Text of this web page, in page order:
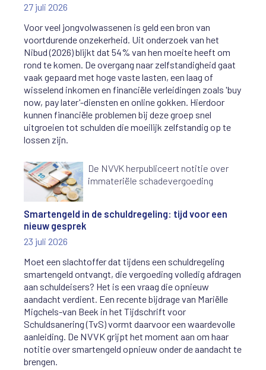
27 juli 2026
Voor veel jongvolwassenen is geld een bron van
voortdurende onzekerheid. Uit onderzoek van het
Nibud (2026) blijkt dat 54% van hen moeite heeft om
rond te komen. De overgang naar zelfstandigheid gaat
vaak gepaard met hoge vaste lasten, een laag of
wisselend inkomen en financiële verleidingen zoals 'buy
now, pay later'-diensten en online gokken. Hierdoor
kunnen financiële problemen bij deze groep snel
uitgroeien tot schulden die moeilijk zelfstandig op te
lossen zijn.
De NVVK herpubliceert notitie over
immateriële schadevergoeding
Smartengeld in de schuldregeling: tijd voor een
nieuw gesprek
23 juli 2026
Moet een slachtoffer dat tijdens een schuldregeling
smartengeld ontvangt, die vergoeding volledig afdragen
aan schuldeisers? Het is een vraag die opnieuw
aandacht verdient. Een recente bijdrage van Mariëlle
Migchels-van Beek in het Tijdschrift voor
Schuldsanering (TvS) vormt daarvoor een waardevolle
aanleiding. De NVVK grijpt het moment aan om haar
notitie over smartengeld opnieuw onder de aandacht te
brengen.